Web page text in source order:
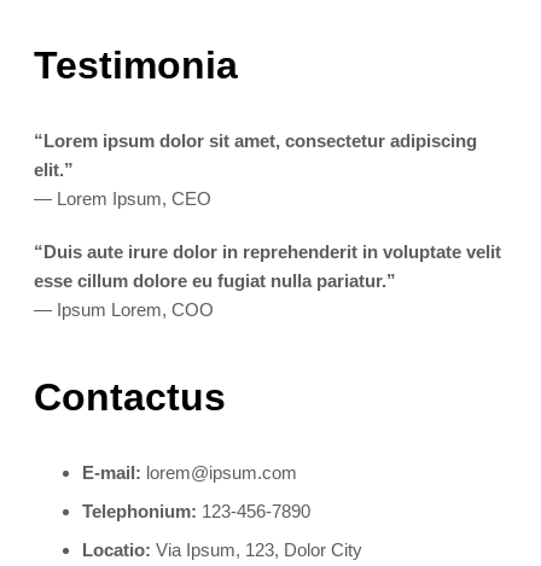
Testimonia
“Lorem ipsum dolor sit amet, consectetur adipiscing
elit.”
— Lorem Ipsum, CEO
“Duis aute irure dolor in reprehenderit in voluptate velit
esse cillum dolore eu fugiat nulla pariatur.”
— Ipsum Lorem, COO
Contactus
E-mail: lorem@ipsum.com
Telephonium: 123-456-7890
Locatio: Via Ipsum, 123, Dolor City